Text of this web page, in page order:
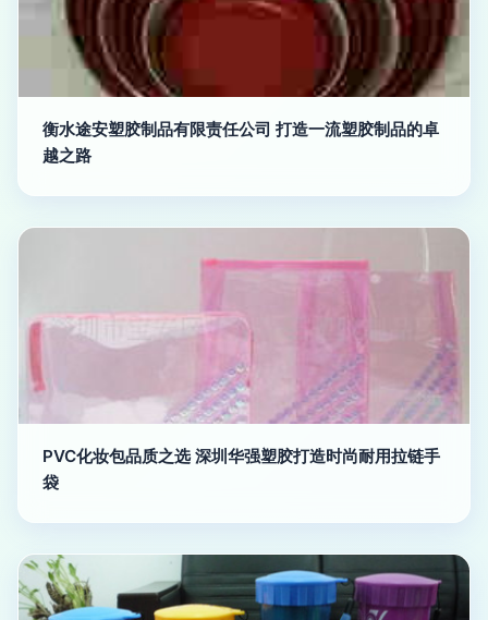
衡水途安塑胶制品有限责任公司 打造一流塑胶制品的卓
越之路
PVC化妆包品质之选 深圳华强塑胶打造时尚耐用拉链手
袋